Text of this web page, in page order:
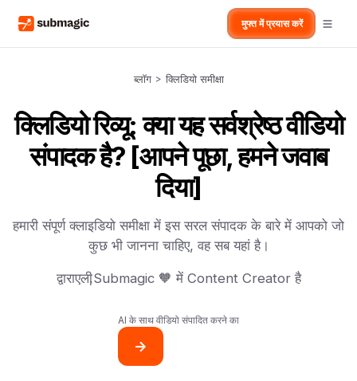
मुफ्त में प्रयास करें
ब्लॉग > क्लिडियो समीक्षा
क्लिडियो रिव्यू: क्या यह सर्वश्रेष्ठ वीडियो
संपादक है? [आपने पूछा, हमने जवाब
दिया]
हमारी संपूर्ण क्लाइडियो समीक्षा में इस सरल संपादक के बारे में आपको जो
कुछ भी जानना चाहिए, वह सब यहां है।
द्वाराएली,Submagic 🧡 में Content Creator है
AI के साथ वीडियो संपादित करने का
->